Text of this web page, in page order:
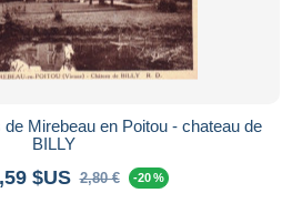
Mirebeau en Poitou - chateau de
BILLY
$US 2,80 € -20 %